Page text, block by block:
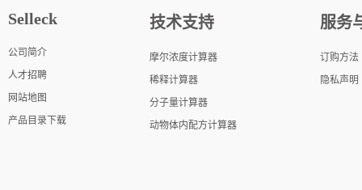
Selleck
公司简介
人才招聘
网站地图
产品目录下载
技术支持
摩尔浓度计算器
稀释计算器
分子量计算器
动物体内配方计算器
服务
订购方法
隐私声明